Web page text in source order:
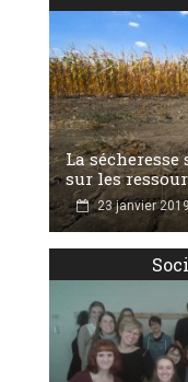
La
sur les
23 janvier